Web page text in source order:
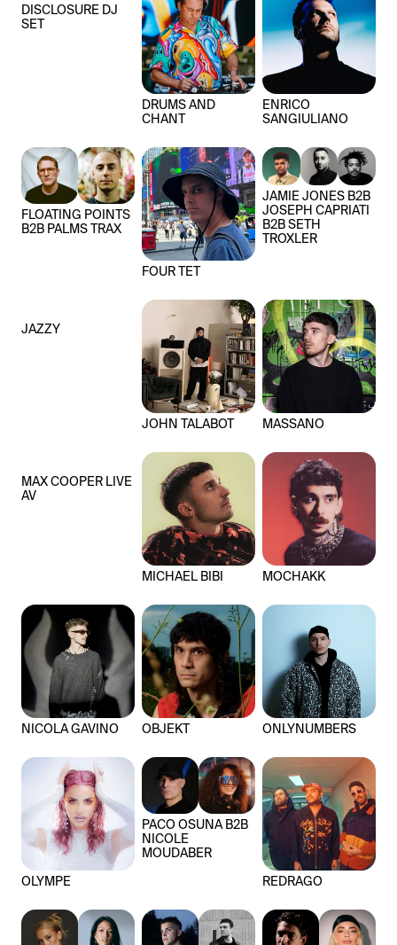
DISCLOSURE DJ
SET
DRUMS AND
CHANT
ENRICO
SANGIULIANO
FLOATING POINTS
B2B PALMS TRAX
FOUR TET
JAMIE JONES B2B
JOSEPH CAPRIATI
B2B SETH
TROXLER
JAZZY
JOHN TALABOT MASSANO
MAX COOPER LIVE
AV
MICHAEL BIBI MOCHAKK
NICOLA GAVINO OBJEKT ONLYNUMBERS
OLYMPE
PACO OSUNA B2B
NICOLE
MOUDABER
REDRAGO